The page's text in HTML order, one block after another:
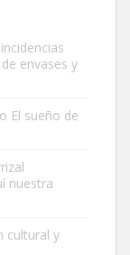
de un mes,
envases y
El sueño de
nuestra
cultural y